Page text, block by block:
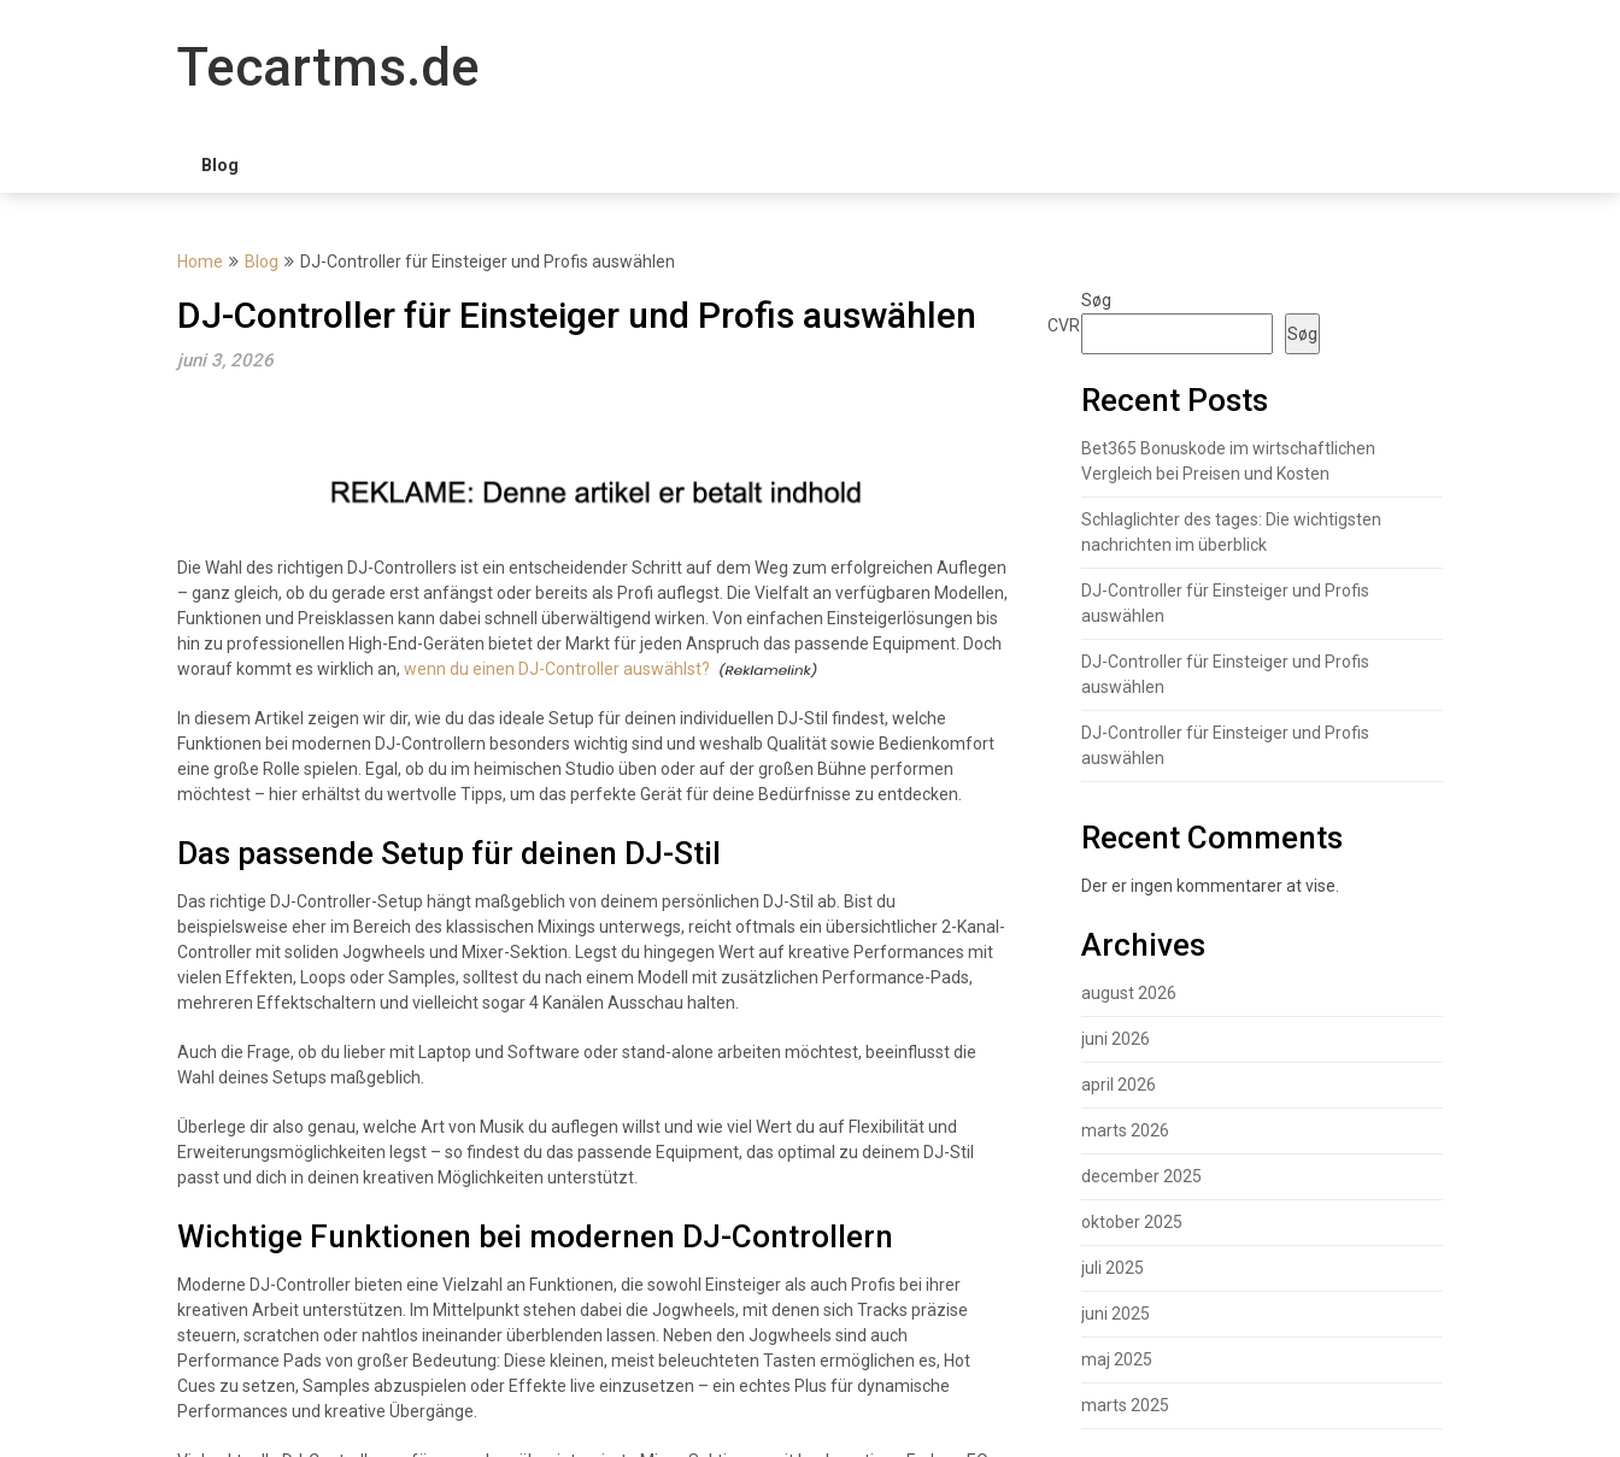
Tecartms.de
Blog
Home Blog DJ-Controller für Einsteiger und Profis auswählen
DJ-Controller für Einsteiger und Profis auswählen
juni 3, 2026
Die Wahl des richtigen DJ-Controllers ist ein entscheidender Schritt auf dem Weg zum erfolgreichen Auflegen
– ganz gleich, ob du gerade erst anfängst oder bereits als Profi auflegst. Die Vielfalt an verfügbaren Modellen,
Funktionen und Preisklassen kann dabei schnell überwältigend wirken. Von einfachen Einsteigerlösungen bis
hin zu professionellen High-End-Geräten bietet der Markt für jeden Anspruch das passende Equipment. Doch
worauf kommt es wirklich an, wenn du einen DJ-Controller auswählst?
In diesem Artikel zeigen wir dir, wie du das ideale Setup für deinen individuellen DJ-Stil findest, welche
Funktionen bei modernen DJ-Controllern besonders wichtig sind und weshalb Qualität sowie Bedienkomfort
eine große Rolle spielen. Egal, ob du im heimischen Studio üben oder auf der großen Bühne performen
möchtest – hier erhältst du wertvolle Tipps, um das perfekte Gerät für deine Bedürfnisse zu entdecken.
Das passende Setup für deinen DJ-Stil
Das richtige DJ-Controller-Setup hängt maßgeblich von deinem persönlichen DJ-Stil ab. Bist du
beispielsweise eher im Bereich des klassischen Mixings unterwegs, reicht oftmals ein übersichtlicher 2-Kanal-
Controller mit soliden Jogwheels und Mixer-Sektion. Legst du hingegen Wert auf kreative Performances mit
vielen Effekten, Loops oder Samples, solltest du nach einem Modell mit zusätzlichen Performance-Pads,
mehreren Effektschaltern und vielleicht sogar 4 Kanälen Ausschau halten.
Auch die Frage, ob du lieber mit Laptop und Software oder stand-alone arbeiten möchtest, beeinflusst die
Wahl deines Setups maßgeblich.
Überlege dir also genau, welche Art von Musik du auflegen willst und wie viel Wert du auf Flexibilität und
Erweiterungsmöglichkeiten legst – so findest du das passende Equipment, das optimal zu deinem DJ-Stil
passt und dich in deinen kreativen Möglichkeiten unterstützt.
Wichtige Funktionen bei modernen DJ-Controllern
Moderne DJ-Controller bieten eine Vielzahl an Funktionen, die sowohl Einsteiger als auch Profis bei ihrer
kreativen Arbeit unterstützen. Im Mittelpunkt stehen dabei die Jogwheels, mit denen sich Tracks präzise
steuern, scratchen oder nahtlos ineinander überblenden lassen. Neben den Jogwheels sind auch
Performance Pads von großer Bedeutung: Diese kleinen, meist beleuchteten Tasten ermöglichen es, Hot
Cues zu setzen, Samples abzuspielen oder Effekte live einzusetzen – ein echtes Plus für dynamische
Performances und kreative Übergänge.
Søg
Søg
Recent Posts
Bet365 Bonuskode im wirtschaftlichen
Vergleich bei Preisen und Kosten
Schlaglichter des tages: Die wichtigsten
nachrichten im überblick
DJ-Controller für Einsteiger und Profis
auswählen
DJ-Controller für Einsteiger und Profis
auswählen
DJ-Controller für Einsteiger und Profis
auswählen
Recent Comments
Der er ingen kommentarer at vise.
Archives
august 2026
juni 2026
april 2026
marts 2026
december 2025
oktober 2025
juli 2025
juni 2025
maj 2025
marts 2025
CVR